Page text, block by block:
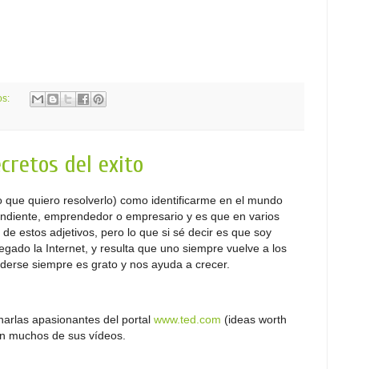
del exito
quiero resolverlo) como identificarme en el mundo
emprendedor o empresario y es que en varios
estos adjetivos, pero lo que si sé decir es que soy
la Internet, y resulta que uno siempre vuelve a los
siempre es grato y nos ayuda a crecer.
apasionantes del portal www.ted.com (ideas worth
muchos de sus vídeos.